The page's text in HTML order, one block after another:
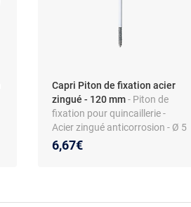
Capri Piton de fixation acier
zingué - 120 mm- Piton de
fixation pour quincaillerie -
Acier zingué anticorrosion - Ø 5
mm - Réf. 710193
6,67€